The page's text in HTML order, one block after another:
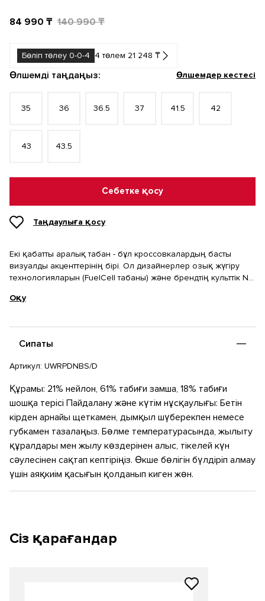
84 990 ₸ 140 990 ₸
Бөліп төлеу 0-0-4 4 төлем 21 248 ₸
Өлшемді таңдаңыз: Өлшемдер кестесі
35 36 36.5 37 41.5 42
43 43.5
Себетке қосу
Таңдаулыға қосу
Екі қабатты аралық табан - бұл кроссовкалардың басты
визуалды акценттерінің бірі. Ол дизайнерлер озық жүгіру
технологияларын (FuelCell табаны) және брендтің культтік N
біріктіргісі келген осы кроссовкаларға футуристік сипат
Оқу
Сипаты
Артикул: UWRPDNBS/D
Құрамы: 21% нейлон, 61% табиғи замша, 18% табиғи
шошқа терісі Пайдалану және күтім нұсқаулығы: Бетін
кірден арнайы щеткамен, дымқыл шүберекпен немесе
губкамен тазалаңыз. Бөлме температурасында, жылыту
құралдары мен жылу көздерінен алыс, тікелей күн
сәулесінен сақтап кептіріңіз. Өкше бөлігін бүлдіріп алмау
үшін аяқкиім қасығын қолданып киген жөн.
Сіз қарағандар